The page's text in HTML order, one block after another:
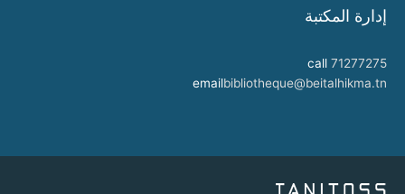
إدارة المكتبة
call 71277275
emailbibliotheque@beitalhikma.tn